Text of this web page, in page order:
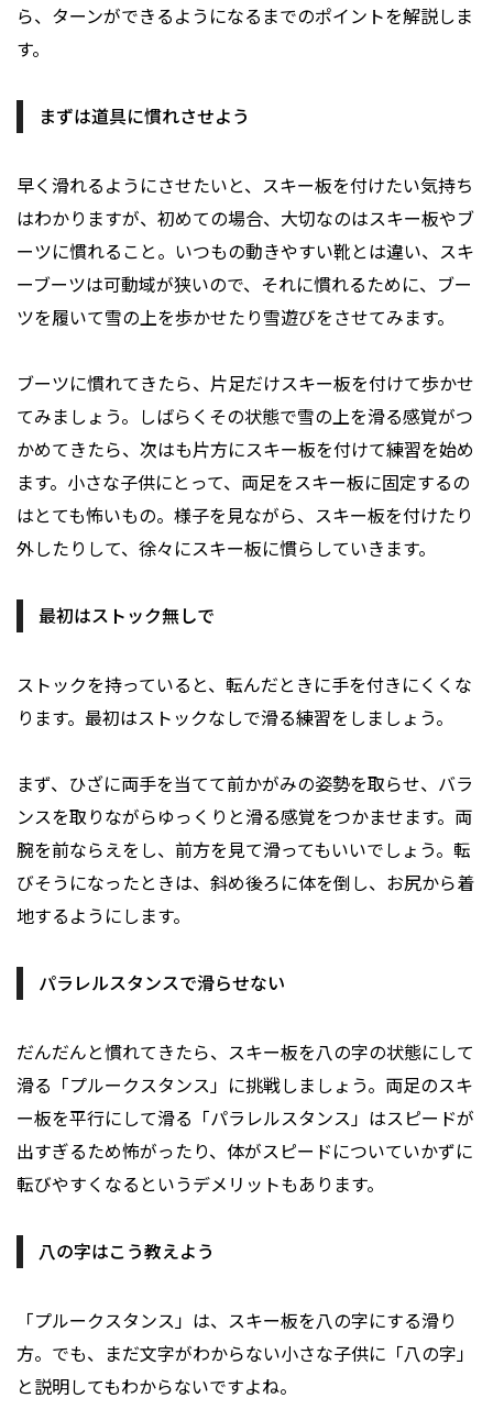
ら、ターンができるようになるまでのポイントを解説しま
す。
まずは道具に慣れさせよう
早く滑れるようにさせたいと、スキー板を付けたい気持ち
はわかりますが、初めての場合、大切なのはスキー板やブ
ーツに慣れること。いつもの動きやすい靴とは違い、スキ
ーブーツは可動域が狭いので、それに慣れるために、ブー
ツを履いて雪の上を歩かせたり雪遊びをさせてみます。
ブーツに慣れてきたら、片足だけスキー板を付けて歩かせ
てみましょう。しばらくその状態で雪の上を滑る感覚がつ
かめてきたら、次はも片方にスキー板を付けて練習を始め
ます。小さな子供にとって、両足をスキー板に固定するの
はとても怖いもの。様子を見ながら、スキー板を付けたり
外したりして、徐々にスキー板に慣らしていきます。
最初はストック無しで
ストックを持っていると、転んだときに手を付きにくくな
ります。最初はストックなしで滑る練習をしましょう。
まず、ひざに両手を当てて前かがみの姿勢を取らせ、バラ
ンスを取りながらゆっくりと滑る感覚をつかませます。両
腕を前ならえをし、前方を見て滑ってもいいでしょう。転
びそうになったときは、斜め後ろに体を倒し、お尻から着
地するようにします。
パラレルスタンスで滑らせない
だんだんと慣れてきたら、スキー板を八の字の状態にして
滑る「プルークスタンス」に挑戦しましょう。両足のスキ
ー板を平行にして滑る「パラレルスタンス」はスピードが
出すぎるため怖がったり、体がスピードについていかずに
転びやすくなるというデメリットもあります。
八の字はこう教えよう
「プルークスタンス」は、スキー板を八の字にする滑り
方。でも、まだ文字がわからない小さな子供に「八の字」
と説明してもわからないですよね。